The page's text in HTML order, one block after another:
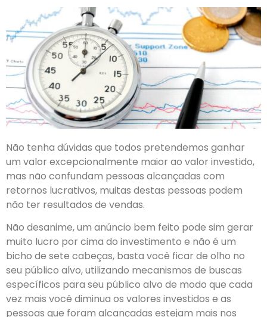
Não tenha dúvidas que todos pretendemos ganhar
um valor excepcionalmente maior ao valor investido,
mas não confundam pessoas alcançadas com
retornos lucrativos, muitas destas pessoas podem
não ter resultados de vendas.
Não desanime, um anúncio bem feito pode sim gerar
muito lucro por cima do investimento e não é um
bicho de sete cabeças, basta você ficar de olho no
seu público alvo, utilizando mecanismos de buscas
específicos para seu público alvo de modo que cada
vez mais você diminua os valores investidos e as
pessoas que foram alcançadas estejam mais nos